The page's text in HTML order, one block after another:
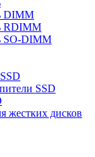
DIMM
RDIMM
SO-DIMM
SSD
жестких дисков